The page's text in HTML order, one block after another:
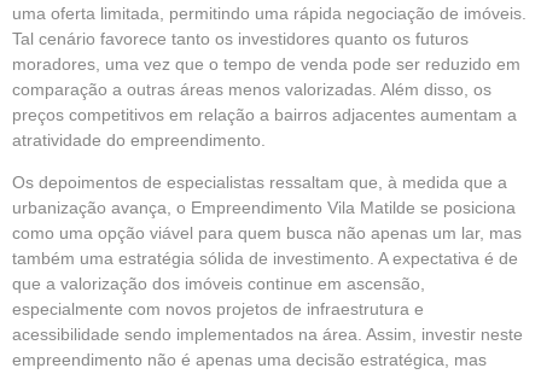
uma oferta limitada, permitindo uma rápida negociação de imóveis.
Tal cenário favorece tanto os investidores quanto os futuros
moradores, uma vez que o tempo de venda pode ser reduzido em
comparação a outras áreas menos valorizadas. Além disso, os
preços competitivos em relação a bairros adjacentes aumentam a
atratividade do empreendimento.
Os depoimentos de especialistas ressaltam que, à medida que a
urbanização avança, o Empreendimento Vila Matilde se posiciona
como uma opção viável para quem busca não apenas um lar, mas
também uma estratégia sólida de investimento. A expectativa é de
que a valorização dos imóveis continue em ascensão,
especialmente com novos projetos de infraestrutura e
acessibilidade sendo implementados na área. Assim, investir neste
empreendimento não é apenas uma decisão estratégica, mas